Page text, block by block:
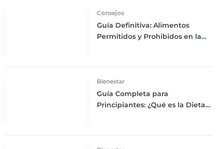
Consejos
Guía Definitiva: Alimentos
Permitidos y Prohibidos en la
Bienestar
Guía Completa para
Principiantes: ¿Qué es la Dieta